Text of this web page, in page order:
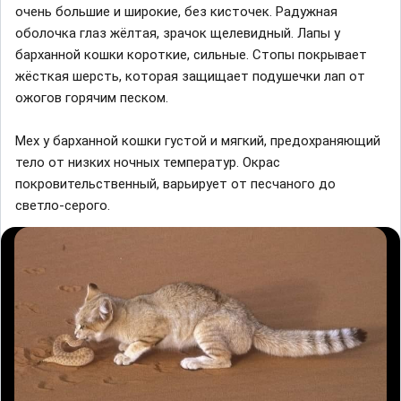
очень большие и широкие, без кисточек. Радужная
оболочка глаз жёлтая, зрачок щелевидный. Лапы у
барханной кошки короткие, сильные. Стопы покрывает
жёсткая шерсть, которая защищает подушечки лап от
ожогов горячим песком.
Мех у барханной кошки густой и мягкий, предохраняющий
тело от низких ночных температур. Окрас
покровительственный, варьирует от песчаного до
светло-серого.